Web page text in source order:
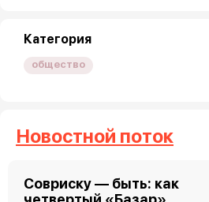
Категория
общество
Новостной поток
Совриску — быть: как